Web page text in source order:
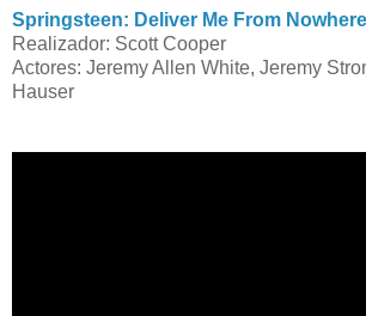
Springsteen: Deliver Me From Nowhere
Realizador: Scott Cooper
Actores: Jeremy Allen White, Jeremy
Hauser